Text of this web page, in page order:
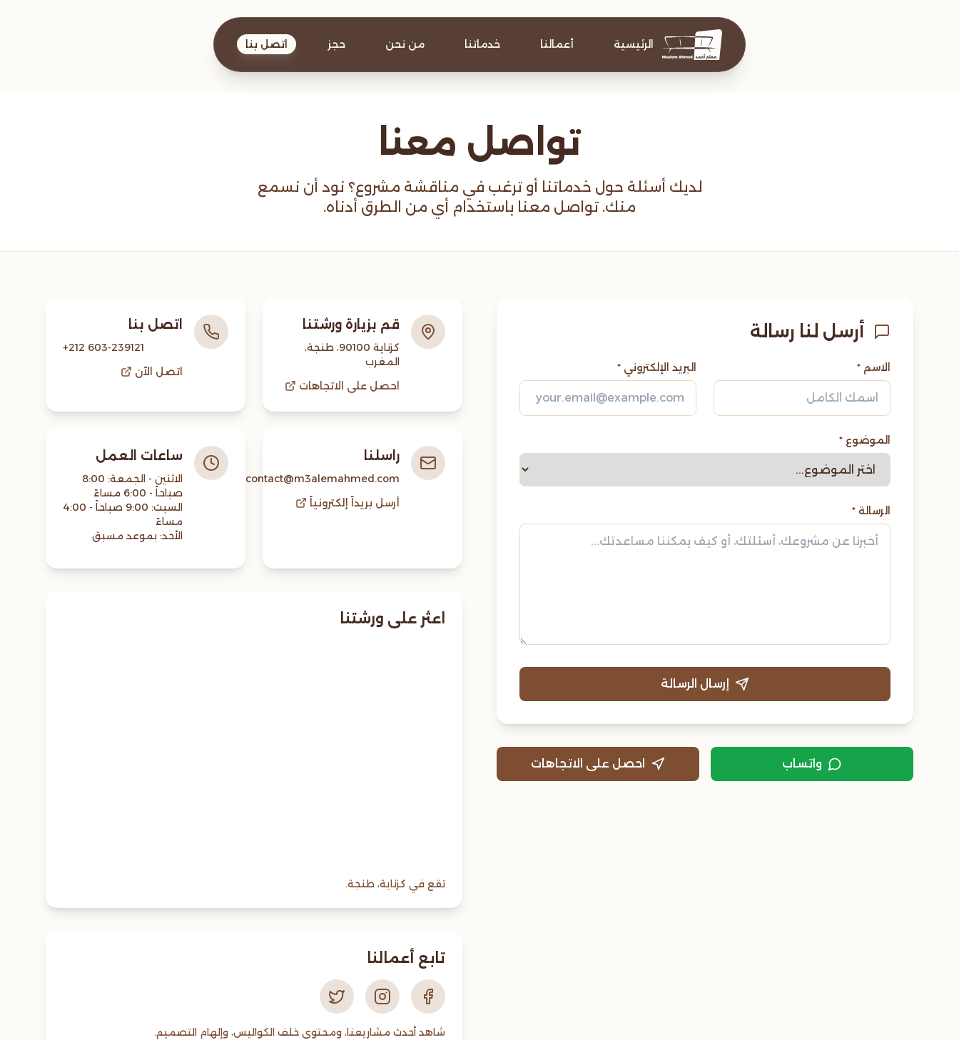
الرئيسية أعمالنا خدماتنا من نحن حجز اتصل بنا
تواصل معنا
لديك أسئلة حول خدماتنا أو ترغب في مناقشة مشروع؟ نود أن نسمع
منك. تواصل معنا باستخدام أي من الطرق أدناه.
أرسل لنا رسالة
الاسم * البريد الإلكتروني *
الموضوع *
الرسالة *
إرسال الرسالة
واتساب احصل على الاتجاهات
قم بزيارة ورشتنا
كزناية 90100، طنجة،
المغرب
احصل على الاتجاهات
اتصل بنا
+212 603-239121
اتصل الآن
راسلنا
contact@m3alemahmed.com
أرسل بريداً إلكترونياً
ساعات العمل
الاثنين - الجمعة: 8:00
السبت: 9:00 صباحاً - 4:00
الأحد: بموعد مسبق
اعثر على ورشتنا
تقع في كزناية، طنجة.
تابع أعمالنا
شاهد أحدث مشاريعنا، ومحتوى خلف الكواليس، وإلهام التصميم.